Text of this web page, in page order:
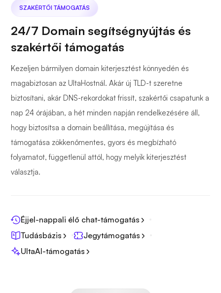
SZAKÉRTŐI TÁMOGATÁS
24/7 Domain segítségnyújtás és
szakértői támogatás
Kezeljen bármilyen domain kiterjesztést könnyedén és
magabiztosan az UltaHostnál. Akár új TLD-t szeretne
biztosítani, akár DNS-rekordokat frissít, szakértői csapatunk a
nap 24 órájában, a hét minden napján rendelkezésére áll,
hogy biztosítsa a domain beállítása, megújítása és
támogatása zökkenőmentes, gyors és megbízható
folyamatot, függetlenül attól, hogy melyik kiterjesztést
választja.
Éjjel-nappali élő chat-támogatás
Tudásbázis
Jegytámogatás
UltaAI-támogatás